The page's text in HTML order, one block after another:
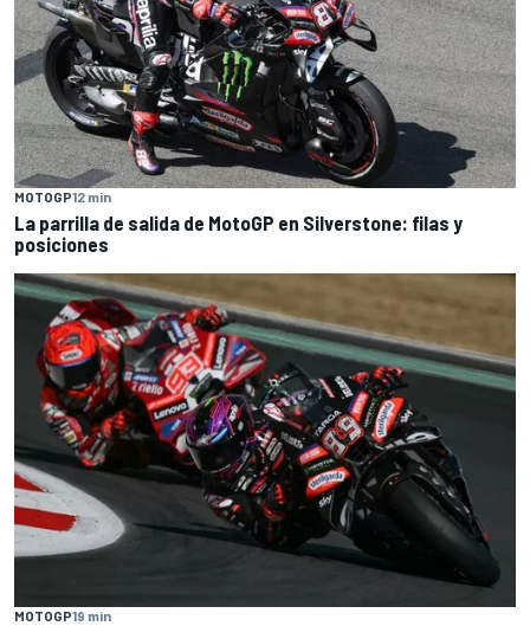
MOTOGP12 min
La parrilla de salida de MotoGP en Silverstone: filas y
posiciones
MOTOGP19 min